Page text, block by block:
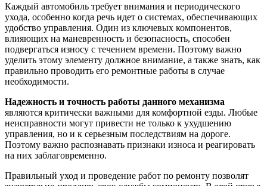
Каждый автомобиль требует внимания и периодического
ухода, особенно когда речь идет о системах, обеспечивающих
удобство управления. Один из ключевых компонентов,
влияющих на маневренность и безопасность, способен
подвергаться износу с течением времени. Поэтому важно
уделить этому элементу должное внимание, а также знать, как
правильно проводить его ремонтные работы в случае
необходимости.
Надежность и точность работы данного механизма
являются критически важными для комфортной езды. Любые
неисправности могут привести не только к ухудшению
управления, но и к серьезным последствиям на дороге.
Поэтому важно распознавать признаки износа и реагировать
на них заблаговременно.
Правильный уход и проведение работ по ремонту позволят